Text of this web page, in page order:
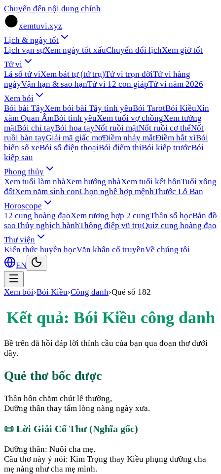
Chuyển đến nội dung chính
xemtuvi.xyz
Lịch & ngày tốt
Lịch vạn sựXem ngày tốt xấuChuyển đổi lịchXem giờ tốt
Tử vi
Lá số tử viXem bát tự (tứ trụ)Tử vi trọn đờiTử vi hàng
ngàyVận hạn & sao hạnTử vi 12 con giápTử vi năm 2026
Xem bói
Bói bài TâyXem bói bài Tây tình yêuBói TarotBói KiềuXin
xăm Quan ÂmBói tình yêuXem tuổi vợ chồngXem tướng
mặtBói chỉ tayBói hoa tayNốt ruồi mặtNốt ruồi cơ thểNốt
ruồi bàn tayGiải mã giấc mơĐiềm nháy mắtĐiềm hắt xìBói
biển số xeBói số điện thoạiBói điểm thiBói kiếp trướcBói
kiếp sau
Phong thủy
Xem tuổi làm nhàXem hướng nhàXem tuổi kết hônTuổi xông
đấtXem năm sinh conChọn nghề hợp mệnhThước Lỗ Ban
Horoscope
12 cung hoàng đạoXem tương hợp 2 cungThần số họcBản đồ
saoThủy nghịch hànhThông điệp vũ trụQuiz cung hoàng đạo
Thư viện
Kiến thức huyền họcVăn khấn cổ truyềnVề chúng tôi
EN
Xem bói›Bói Kiều›Công danh›Quẻ số 182
Kết quả: Bói Kiều công danh
Bề trên đã hồi đáp lời thỉnh cầu của bạn qua đoạn thơ dưới
đây.
Quẻ thơ bốc được
Thần hôn chăm chút lễ thường,
Dưỡng thân thay tấm lòng nàng ngày xưa.
📜 Lời Giải Cổ Thư (Nghĩa gốc)
Dưỡng thân: Nuôi cha mẹ.
Câu thơ này ý nói: Kim Trọng thay Kiều phụng dưỡng cha
mẹ nàng như cha mẹ mình.